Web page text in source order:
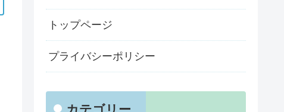
トップページ
プライバシーポリシー